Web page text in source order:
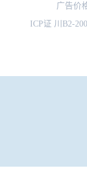
广告价
ICP证 川B2-